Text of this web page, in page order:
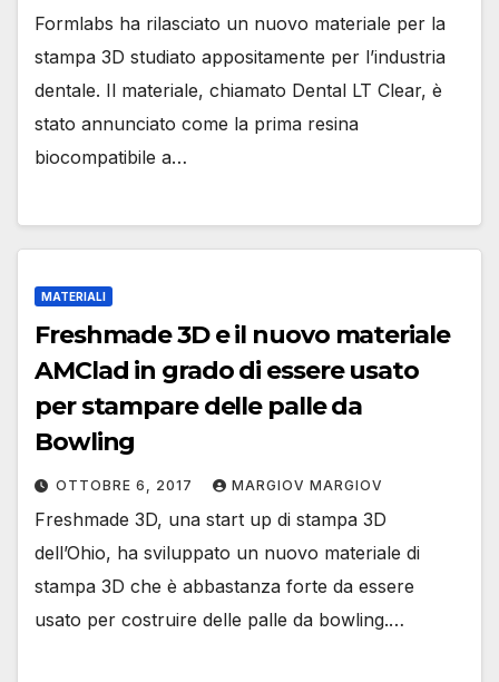
Formlabs ha rilasciato un nuovo materiale per la
stampa 3D studiato appositamente per l’industria
dentale. Il materiale, chiamato Dental LT Clear, è
stato annunciato come la prima resina
biocompatibile a…
MATERIALI
Freshmade 3D e il nuovo materiale
AMClad in grado di essere usato
per stampare delle palle da
Bowling
OTTOBRE 6, 2017 MARGIOV MARGIOV
Freshmade 3D, una start up di stampa 3D
dell’Ohio, ha sviluppato un nuovo materiale di
stampa 3D che è abbastanza forte da essere
usato per costruire delle palle da bowling.…